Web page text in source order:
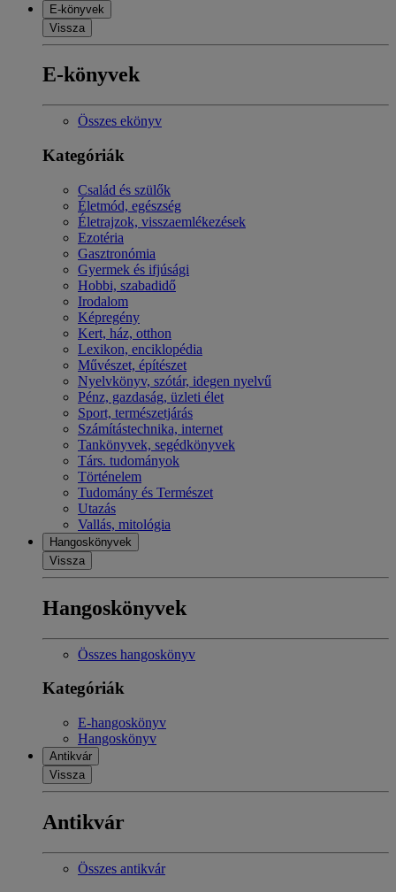
E-könyvek
Vissza
E-könyvek
Összes ekönyv
Kategóriák
Család és szülők
Életmód, egészség
Életrajzok, visszaemlékezések
Ezotéria
Gasztronómia
Gyermek és ifjúsági
Hobbi, szabadidő
Irodalom
Képregény
Kert, ház, otthon
Lexikon, enciklopédia
Művészet, építészet
Nyelvkönyv, szótár, idegen nyelvű
Pénz, gazdaság, üzleti élet
Sport, természetjárás
Számítástechnika, internet
Tankönyvek, segédkönyvek
Társ. tudományok
Történelem
Tudomány és Természet
Utazás
Vallás, mitológia
Hangoskönyvek
Vissza
Hangoskönyvek
Összes hangoskönyv
Kategóriák
E-hangoskönyv
Hangoskönyv
Antikvár
Vissza
Antikvár
Összes antikvár